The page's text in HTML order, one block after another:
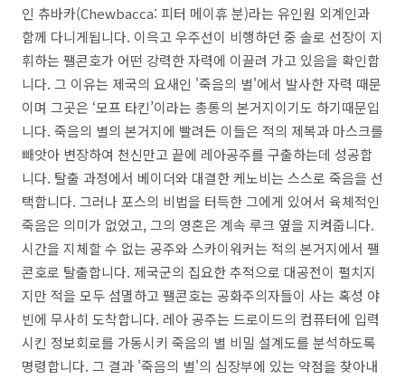
인 츄바카(Chewbacca: 피터 메이휴 분)라는 유인원 외계인과
함께 다니게됩니다. 이윽고 우주선이 비행하던 중 솔로 선장이 지
휘하는 팰콘호가 어떤 강력한 자력에 이끌려 가고 있음을 확인합
니다. 그 이유는 제국의 요새인 '죽음의 별'에서 발사한 자력 때문
이며 그곳은 ‘모프 타킨’이라는 총통의 본거지이기도 하기때문입
니다. 죽음의 별의 본거지에 빨려든 이들은 적의 제복과 마스크를
빼앗아 변장하여 천신만고 끝에 레아공주를 구출하는데 성공합
니다. 탈출 과정에서 베이더와 대결한 케노비는 스스로 죽음을 선
택합니다. 그러나 포스의 비법을 터득한 그에게 있어서 육체적인
죽음은 의미가 없었고, 그의 영혼은 계속 루크 옆을 지켜줍니다.
시간을 지체할 수 없는 공주와 스카이워커는 적의 본거지에서 팰
콘호로 탈출합니다. 제국군의 집요한 추적으로 대공전이 펼치지
지만 적을 모두 섬멸하고 팰콘호는 공화주의자들이 사는 혹성 야
빈에 무사히 도착합니다. 레아 공주는 드로이드의 컴퓨터에 입력
시킨 정보회로를 가동시키 죽음의 별 비밀 설계도를 분석하도록
명령합니다. 그 결과 '죽음의 별'의 심장부에 있는 약점을 찾아내